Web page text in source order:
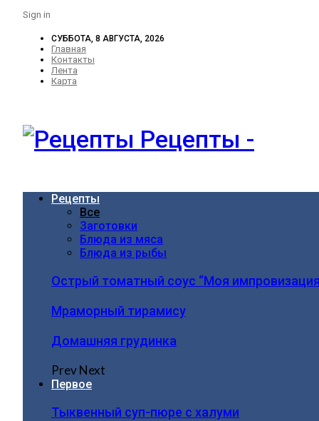
Sign in
СУББОТА, 8 АВГУСТА, 2026
Главная
Контакты
Лента
Карта
Рецепты -
Рецепты
Все
Заготовки
Блюда из мяса
Блюда из рыбы
Острый томатный соус “Моя
Мраморный тирамису
Домашняя грудинка
PrevNext
Первое
Тыквенный суп-пюре с халуми